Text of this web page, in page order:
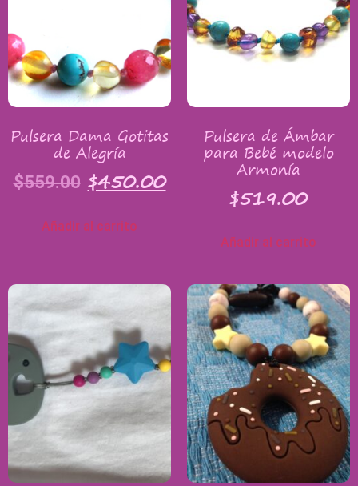
Pulsera Dama Gotitas
de Alegría
$559.00 $450.00
Añadir al carrito
Pulsera de Ámbar
para Bebé modelo
Armonía
$519.00
Añadir al carrito